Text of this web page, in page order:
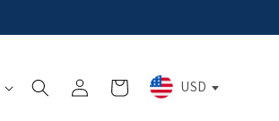
sesión
Carrito USD